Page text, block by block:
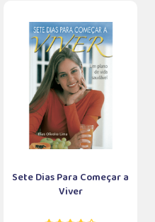
Sete Dias Para Começar a
Viver